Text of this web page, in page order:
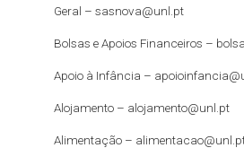
Geral – sasnova@unl.pt
Bolsas e Apoios Financeiros –
Apoio à Infância –
Alojamento – alojamento@unl.pt
Alimentação –